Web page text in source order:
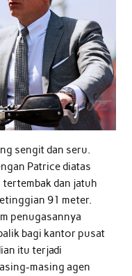
sengit dan seru.
Patrice diatas
tertembak dan jatuh
91 meter.
penugasannya
bagi kantor pusat
itu terjadi
masing agen